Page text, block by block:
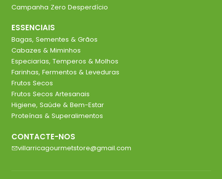
Campanha Zero Desperdício
ESSENCIAIS
Bagas, Sementes & Grãos
Cabazes & Miminhos
Especiarias, Temperos & Molhos
Farinhas, Fermentos & Leveduras
Frutos Secos
Frutos Secos Artesanais
Higiene, Saúde & Bem-Estar
Proteínas & Superalimentos
CONTACTE-NOS
villarricagourmetstore@gmail.com